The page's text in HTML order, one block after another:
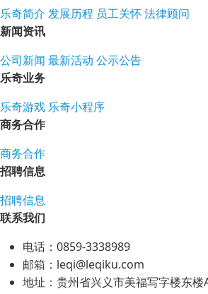
乐奇简介 发展历程 员工关怀法律顾问
新闻资讯
公司新闻 最新活动 公示公告
乐奇业务
乐奇游戏 乐奇小程序
商务合作
商务合作
招聘信息
招聘信息
联系我们
电话：0859-3338989
邮箱：leqi@leqiku.com
地址：贵州省兴义市美福写字楼东楼